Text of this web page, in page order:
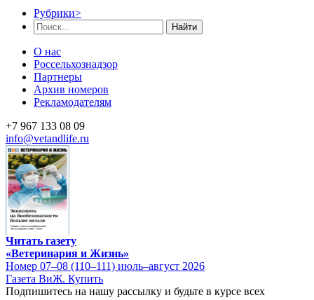
Рубрики>
Найти
О нас
Россельхознадзор
Партнеры
Архив номеров
Рекламодателям
+7 967 133 08 09
info@vetandlife.ru
Читать газету
«Ветеринария и Жизнь»
Номер 07–08 (110–111) июль–август 2026
Газета ВиЖ. Купить
Подпишитесь на нашу рассылку и будьте в курсе всех